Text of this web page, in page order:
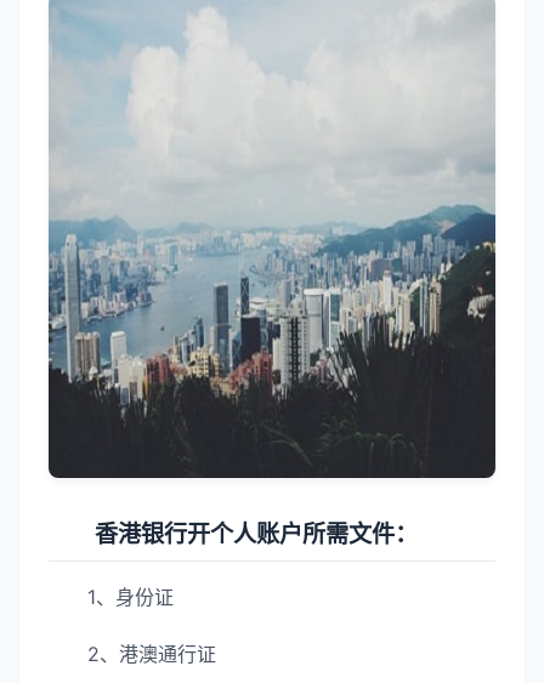
香港银行开个人账户所需文件：
1、身份证
2、港澳通行证